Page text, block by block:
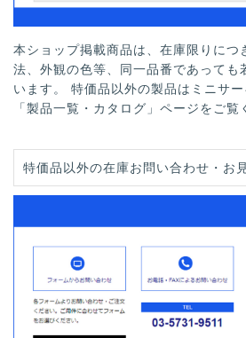
本ショップ掲載商品は、在庫限りにつ
法、外観の色等、同一品番であっても
います。 特価品以外の製品はミニサ
「製品一覧・カタログ」ページをご覧
特価品以外の在庫お問い合わせ・お